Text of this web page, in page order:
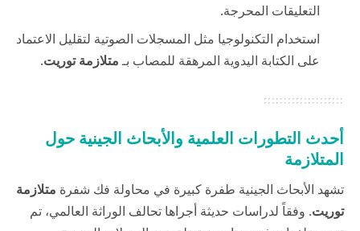
التعليقات المحرجة.
استخدام التكنولوجيا مثل المسجلات الصوتية لتقليل الاعتماد
على الكتابة اليدوية المرهقة للمصاب بـمتلازمة توريت.
أحدث التطورات العلمية والأبحاث الجينية حول
المتلازمة
تشهد الأبحاث الجينية طفرة كبيرة في محاولة فك شفرة متلازمة
توريت. وفقاً لدراسات حديثة أجراها تحالف الوراثة العالمي، تم